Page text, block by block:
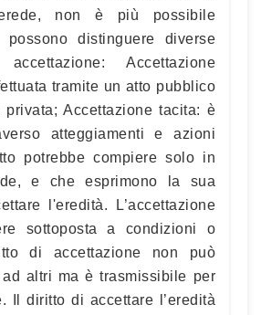
non è più possibile
possono distinguere diverse
Accettazione
tramite un atto pubblico
Accettazione tacita: è
atteggiamenti e azioni
potrebbe compiere solo in
e che esprimono la sua
l'eredità. L’accettazione
sottoposta a condizioni o
di accettazione non può
altri ma è trasmissibile per
Il diritto di accettare l’eredità